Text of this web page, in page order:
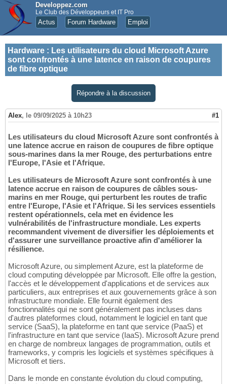
Developpez.com
Le Club des Développeurs et IT Pro
Actus Forum Hardware Emploi
Hardware : Les utilisateurs du cloud Microsoft Azure
sont confrontés à une latence en raison de coupures
de fibre optique
Répondre à la discussion
Alex, le 09/09/2025 à 10h23 #1
Les utilisateurs du cloud Microsoft Azure sont confrontés à
une latence accrue en raison de coupures de fibre optique
sous-marines dans la mer Rouge, des perturbations entre
l'Europe, l'Asie et l'Afrique.
Les utilisateurs de Microsoft Azure sont confrontés à une
latence accrue en raison de coupures de câbles sous-
marins en mer Rouge, qui perturbent les routes de trafic
entre l'Europe, l'Asie et l'Afrique. Si les services essentiels
restent opérationnels, cela met en évidence les
vulnérabilités de l'infrastructure mondiale. Les experts
recommandent vivement de diversifier les déploiements et
d'assurer une surveillance proactive afin d'améliorer la
résilience.
Microsoft Azure, ou simplement Azure, est la plateforme de
cloud computing développée par Microsoft. Elle offre la gestion,
l'accès et le développement d'applications et de services aux
particuliers, aux entreprises et aux gouvernements grâce à son
infrastructure mondiale. Elle fournit également des
fonctionnalités qui ne sont généralement pas incluses dans
d'autres plateformes cloud, notamment le logiciel en tant que
service (SaaS), la plateforme en tant que service (PaaS) et
l'infrastructure en tant que service (IaaS). Microsoft Azure prend
en charge de nombreux langages de programmation, outils et
frameworks, y compris les logiciels et systèmes spécifiques à
Microsoft et tiers.
Dans le monde en constante évolution du cloud computing,